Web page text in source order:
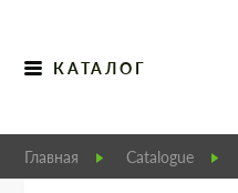
КАТАЛОГ
Главная Catalogue